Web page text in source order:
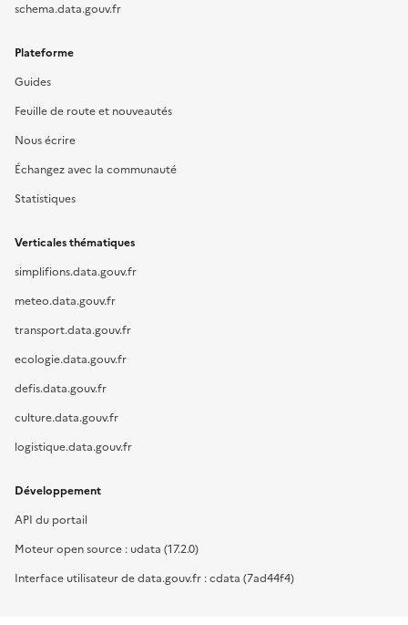
schema.data.gouv.fr
Plateforme
Guides
Feuille de route et nouveautés
Nous écrire
Échangez avec la communauté
Statistiques
Verticales thématiques
simplifions.data.gouv.fr
meteo.data.gouv.fr
transport.data.gouv.fr
ecologie.data.gouv.fr
defis.data.gouv.fr
culture.data.gouv.fr
logistique.data.gouv.fr
Développement
API du portail
Moteur open source : udata (17.2.0)
Interface utilisateur de data.gouv.fr : cdata (7ad44f4)